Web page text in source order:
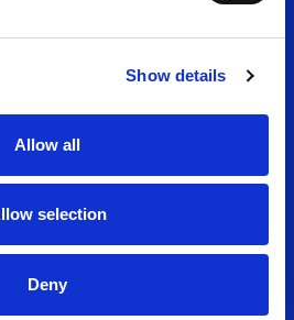
Show details
Allow all
selection
Deny